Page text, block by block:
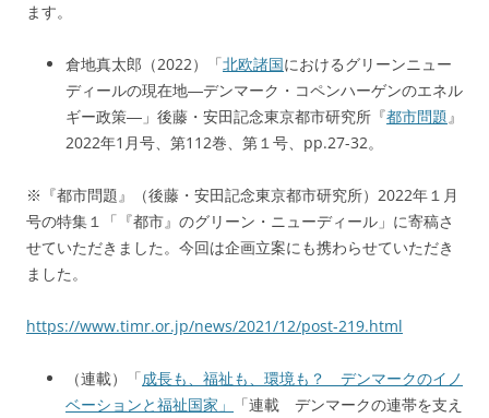
ます。
倉地真太郎（2022）「北欧諸国におけるグリーンニュー
ディールの現在地―デンマーク・コペンハーゲンのエネル
ギー政策―」後藤・安田記念東京都市研究所『都市問題』
2022年1月号、第112巻、第１号、pp.27-32。
※『都市問題』（後藤・安田記念東京都市研究所）2022年１月
号の特集１「『都市』のグリーン・ニューディール」に寄稿さ
せていただきました。今回は企画立案にも携わらせていただき
ました。
https://www.timr.or.jp/news/2021/12/post-219.html
（連載）「成長も、福祉も、環境も？ デンマークのイノ
ベーションと福祉国家」
「連載 デンマークの連帯を支え